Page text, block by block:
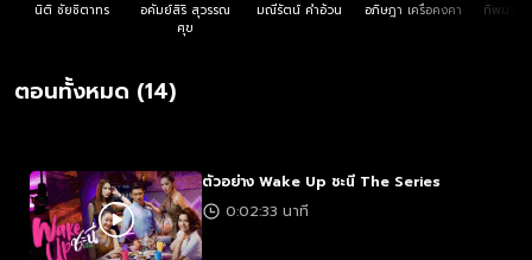
นิติ ชัยชิตาทร
อคัมย์สิริ สุวรรณ
ศุข
มณีรัตน์ คำอ้วน อภิษฎา เครือคงคา
ทิพนารี
ตอนทั้งหมด (14)
ตัวอย่าง Wake Up ชะนี The Series
0:02:33 นาที